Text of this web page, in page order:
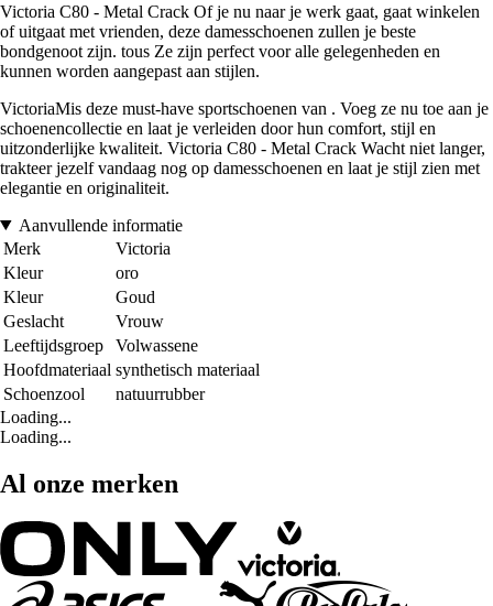
Victoria C80 - Metal Crack Of je nu naar je werk gaat, gaat winkelen
of uitgaat met vrienden, deze damesschoenen zullen je beste
bondgenoot zijn. tous Ze zijn perfect voor alle gelegenheden en
kunnen worden aangepast aan stijlen.
VictoriaMis deze must-have sportschoenen van . Voeg ze nu toe aan je
schoenencollectie en laat je verleiden door hun comfort, stijl en
uitzonderlijke kwaliteit. Victoria C80 - Metal Crack Wacht niet langer,
trakteer jezelf vandaag nog op damesschoenen en laat je stijl zien met
elegantie en originaliteit.
Aanvullende informatie
Merk
Victoria
Kleur
oro
Kleur
Goud
Geslacht
Vrouw
Leeftijdsgroep
Volwassene
Hoofdmateriaal synthetisch materiaal
Schoenzool
natuurrubber
Loading...
Loading...
Al onze merken